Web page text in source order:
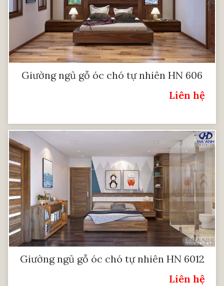
Giường ngủ gỗ óc chó tự nhiên HN 606
Liên hệ
Giường ngủ gỗ óc chó tự nhiên HN 6012
Liên hệ